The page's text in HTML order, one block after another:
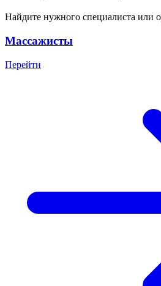
Найдите нужного специалиста или
Массажисты
Перейти